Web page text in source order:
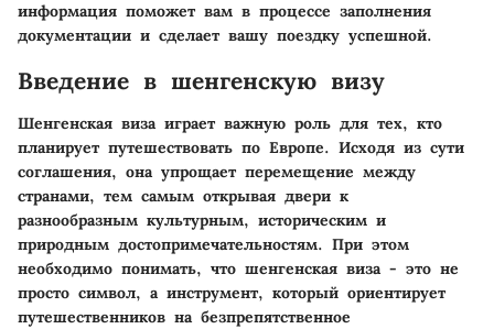
информация поможет вам в процессе заполнения
документации и сделает вашу поездку успешной.
Введение в шенгенскую визу
Шенгенская виза играет важную роль для тех, кто
планирует путешествовать по Европе. Исходя из сути
соглашения, она упрощает перемещение между
странами, тем самым открывая двери к
разнообразным культурным, историческим и
природным достопримечательностям. При этом
необходимо понимать, что шенгенская виза - это не
просто символ, а инструмент, который ориентирует
путешественников на безпрепятственное